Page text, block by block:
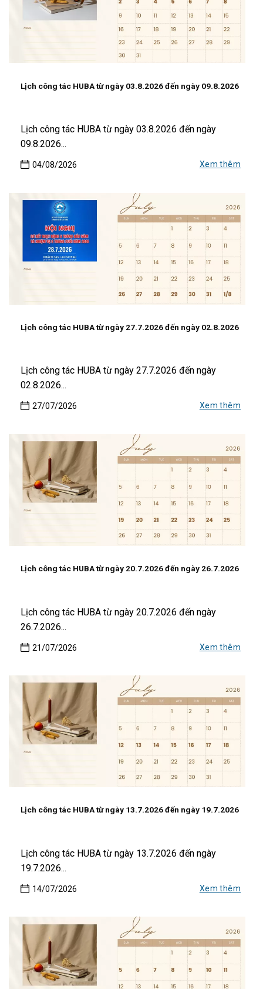
Lịch công tác HUBA từ ngày 03.8.2026 đến ngày 09.8.2026
04/08/2026
Lịch công tác HUBA từ ngày 03.8.2026 đến ngày
09.8.2026...
Xem thêm
Lịch công tác HUBA từ ngày 27.7.2026 đến ngày 02.8.2026
27/07/2026
Lịch công tác HUBA từ ngày 27.7.2026 đến ngày
02.8.2026...
Xem thêm
Lịch công tác HUBA từ ngày 20.7.2026 đến ngày 26.7.2026
21/07/2026
Lịch công tác HUBA từ ngày 20.7.2026 đến ngày
26.7.2026...
Xem thêm
Lịch công tác HUBA từ ngày 13.7.2026 đến ngày 19.7.2026
14/07/2026
Lịch công tác HUBA từ ngày 13.7.2026 đến ngày
19.7.2026...
Xem thêm